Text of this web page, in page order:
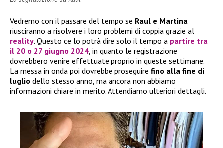
Vedremo con il passare del tempo se Raul e Martina
riusciranno a risolvere i loro problemi di coppia grazie al
reality. Questo ce lo potrà dire solo il tempo a partire tra
il 20 o 27 giugno 2024, in quanto le registrazione
dovrebbero venire effettuate proprio in queste settimane.
La messa in onda poi dovrebbe proseguire fino alla fine di
luglio dello stesso anno, ma ancora non abbiamo
informazioni chiare in merito. Attendiamo ulteriori dettagli.